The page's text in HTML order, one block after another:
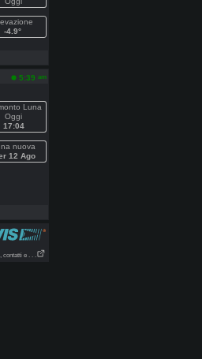
-4.9°
5:39 am
Luna
Oggi
17:04
nuova
12 Ago
contatti e . . .